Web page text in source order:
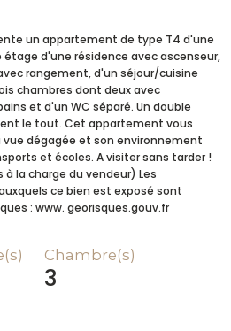
un appartement de type T4 d'une
d'une résidence avec ascenseur,
rangement, d'un séjour/cuisine
chambres dont deux avec
et d'un WC séparé. Un double
le tout. Cet appartement vous
dégagée et son environnement
et écoles. A visiter sans tarder !
à la charge du vendeur) Les
ce bien est exposé sont
Chambre(s)
3